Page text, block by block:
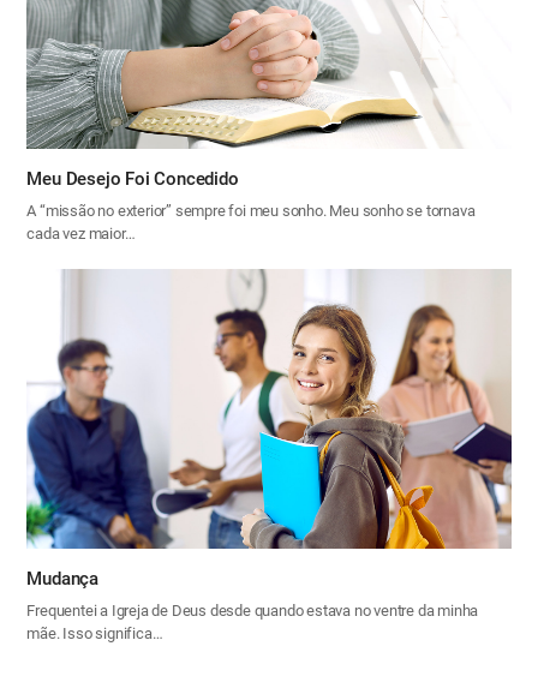
Meu Desejo Foi Concedido
A “missão no exterior” sempre foi meu sonho. Meu sonho se tornava
cada vez maior…
Mudança
Frequentei a Igreja de Deus desde quando estava no ventre da minha
mãe. Isso significa…